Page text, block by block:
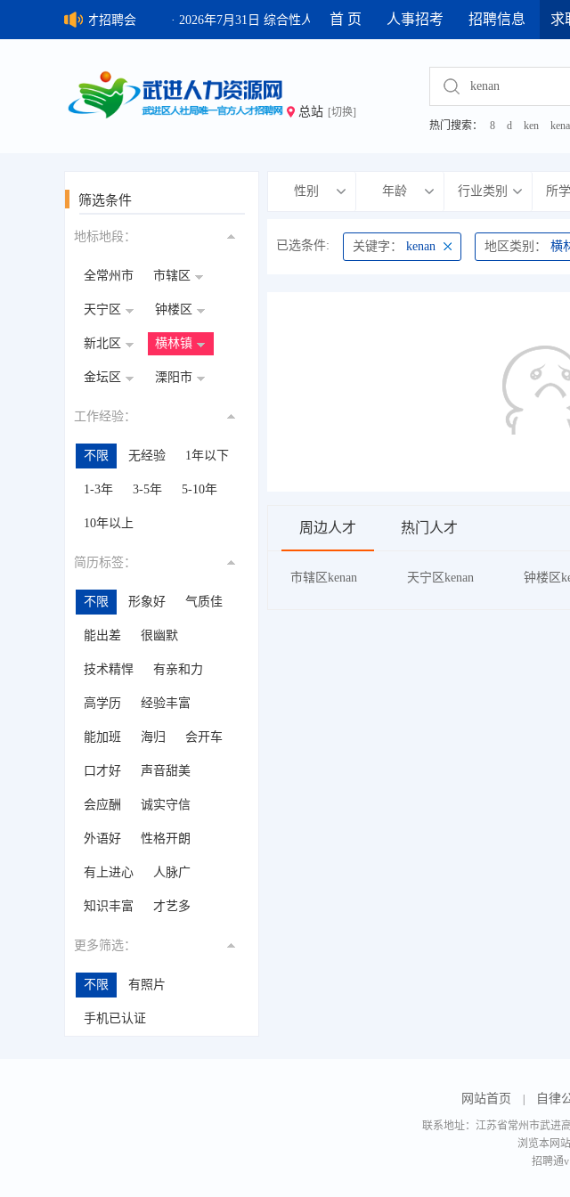
7日 综合性人才招聘会 · 2026年7月31日 综合性人才招聘会 · 2026年武进区网络招聘会
首 页 人事招考 招聘信息 求
总站 [切换]
热门搜索：
8 d ken
筛选条件
地标地段：
全常州市 市辖区
天宁区 钟楼区
新北区 横林镇
金坛区 溧阳市
工作经验：
不限 无经验 1年以下
1-3年 3-5年 5-10年
10年以上
简历标签：
不限 形象好 气质佳
能出差 很幽默
技术精悍 有亲和力
高学历 经验丰富
能加班 海归 会开车
口才好 声音甜美
会应酬 诚实守信
外语好 性格开朗
有上进心 人脉广
知识丰富 才艺多
更多筛选：
不限 有照片
手机已认证
性别 年龄 行业类别 所
已选条件: 关键字： kenan 地区类别： 横
周边人才 热门人才
市辖区kenan 天宁区kenan 钟楼区
网站首页 自律
联系地址：江苏省常州市武进
浏览本网
招聘通